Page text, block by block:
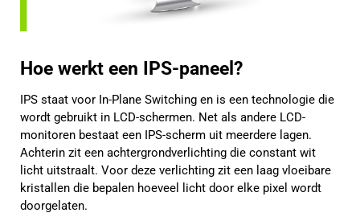
Hoe werkt een IPS-paneel?
IPS staat voor In-Plane Switching en is een technologie die
wordt gebruikt in LCD-schermen. Net als andere LCD-
monitoren bestaat een IPS-scherm uit meerdere lagen.
Achterin zit een achtergrondverlichting die constant wit
licht uitstraalt. Voor deze verlichting zit een laag vloeibare
kristallen die bepalen hoeveel licht door elke pixel wordt
doorgelaten.